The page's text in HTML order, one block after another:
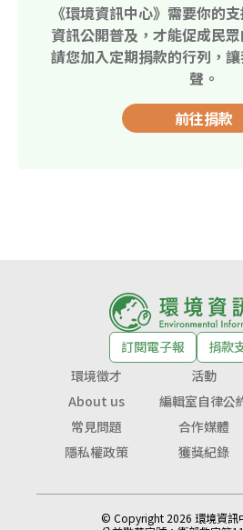
《環境資訊中心》需要你的
資訊公開普及，才能促成民
請您加入定期捐款的行列，
聲。
前往捐款
訂閱電子報
捐款
環境徵才
活動
About us
編輯室自律公
常見問題
合作媒體
隱私權政策
獲獎紀錄
© Copyright 2026 環境資訊